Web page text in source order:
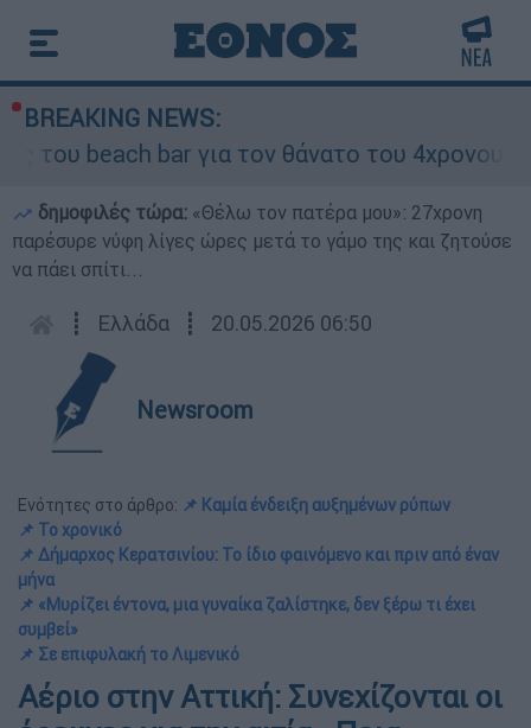
BREAKING NEWS:
bar για τον θάνατο του 4χρονου στην Πάρο
δημοφιλές τώρα: «Θέλω τον πατέρα μου»: 27χρονη
παρέσυρε νύφη λίγες ώρες μετά το γάμο της και ζητούσε
να πάει σπίτι...
┋ Ελλάδα ┋ 20.05.2026 06:50
Newsroom
Ενότητες στο άρθρο: 📌 Καμία ένδειξη αυξημένων ρύπων
📌 Το χρονικό
📌 Δήμαρχος Κερατσινίου: Το ίδιο φαινόμενο και πριν από έναν
μήνα
📌 «Μυρίζει έντονα, μια γυναίκα ζαλίστηκε, δεν ξέρω τι έχει
συμβεί»
📌 Σε επιφυλακή το Λιμενικό
Αέριο στην Αττική: Συνεχίζονται οι